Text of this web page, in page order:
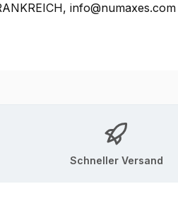
info@numaxes.com
Schneller Versand